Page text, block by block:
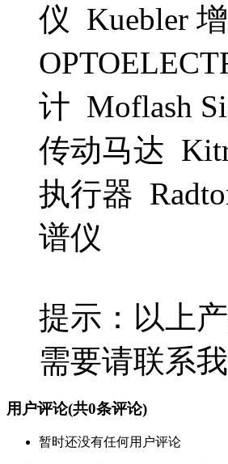
仪 Kuebler
计 Moflash
传动马达
执行器
谱仪
提示：以上
需要请联系我
用户评论(共0条评论)
暂时还没有任何用户评论